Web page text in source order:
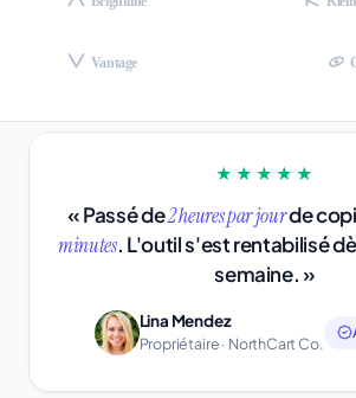
Vantage
★★★★★
« Passé de2 heures par jourde
minutes. L'outil s'est rentabilisé
semaine. »
Lina Mendez
Propriétaire · NorthCart Co.